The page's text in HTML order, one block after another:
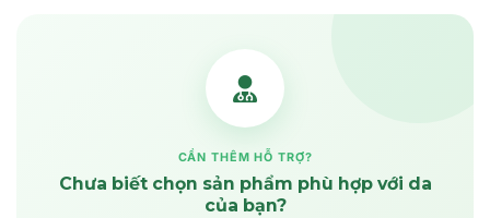
CẦN THÊM HỖ TRỢ?
Chưa biết chọn sản phẩm phù hợp với da
của bạn?